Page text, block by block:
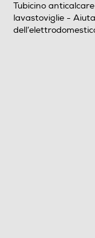
Tubicino
lavastoviglie -